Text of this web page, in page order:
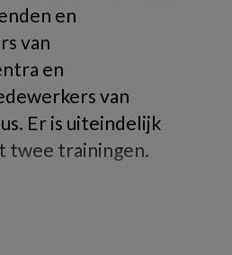
en
van
en
van
Er is uiteindelijk
twee trainingen.